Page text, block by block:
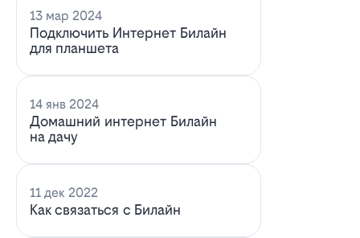
13 мар 2024
Подключить Интернет Билайн
для планшета
14 янв 2024
Домашний интернет Билайн
на дачу
11 дек 2022
Как связаться с Билайн